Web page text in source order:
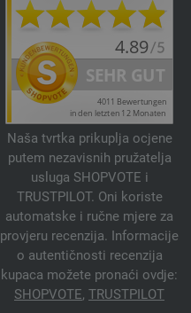
Naša tvrtka prikuplja ocjene
putem nezavisnih pružatelja
usluga SHOPVOTE i
TRUSTPILOT. Oni koriste
automatske i ručne mjere za
provjeru recenzija. Informacije
o autentičnosti recenzija
kupaca možete pronaći ovdje:
SHOPVOTE, TRUSTPILOT